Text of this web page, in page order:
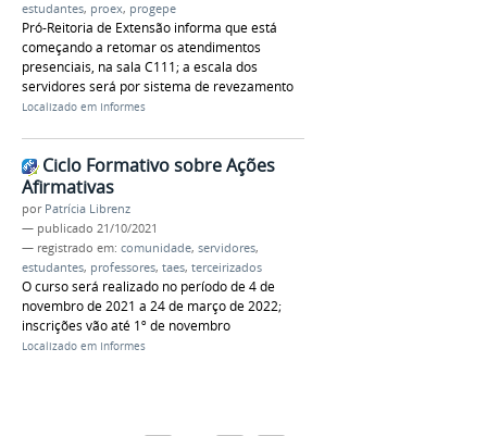
estudantes, proex, progepe
Pró-Reitoria de Extensão informa que está
começando a retomar os atendimentos
presenciais, na sala C111; a escala dos
servidores será por sistema de revezamento
Localizado em Informes
Ciclo Formativo sobre Ações
Afirmativas
por Patrícia Librenz
— publicado 21/10/2021
— registrado em: comunidade, servidores,
estudantes, professores, taes, terceirizados
O curso será realizado no período de 4 de
novembro de 2021 a 24 de março de 2022;
inscrições vão até 1º de novembro
Localizado em Informes